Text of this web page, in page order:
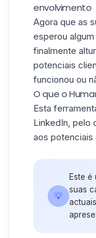
envolvimento
Agora que as
esperou
finalmente
potenciais
funcionou ou
O que o
Esta
LinkedIn, pelo
aos potenciais
💡
Este
suas